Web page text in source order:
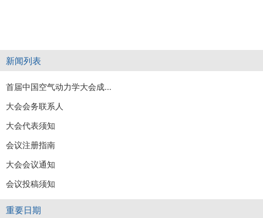
新闻列表
首届中国空气动力学大会成...
大会会务联系人
大会代表须知
会议注册指南
大会会议通知
会议投稿须知
重要日期